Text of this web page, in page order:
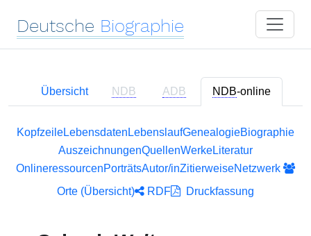
Deutsche Biographie
Übersicht NDB ADB NDB-online
KopfzeileLebensdaten LebenslaufGenealogieBiographie
AuszeichnungenQuellenWerkeLiteratur
OnlineressourcenPorträtsAutor/inZitierweiseNetzwerk
Orte (Übersicht)
RDF Druckfassung